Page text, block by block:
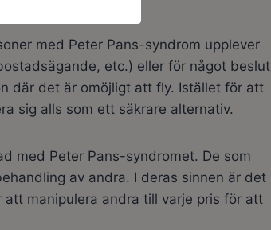
med Peter Pans-syndrom upplever
etc.) eller för något beslut
där det är omöjligt att fly. Istället för att
sig alls som ett säkrare alternativ.
med Peter Pans-syndromet. De som
av andra. I deras sinnen är det
manipulera andra till varje pris för att